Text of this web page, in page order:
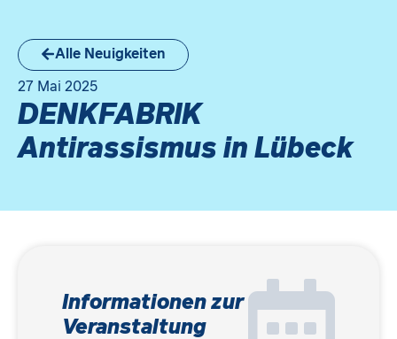
Alle Neuigkeiten
27 Mai 2025
DENKFABRIK
Antirassismus in Lübeck
Informationen zur
Veranstaltung